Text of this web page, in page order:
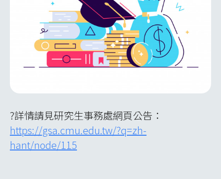
?詳情請見研究生事務處網頁公告：
https://gsa.cmu.edu.tw/?q=zh-
hant/node/115